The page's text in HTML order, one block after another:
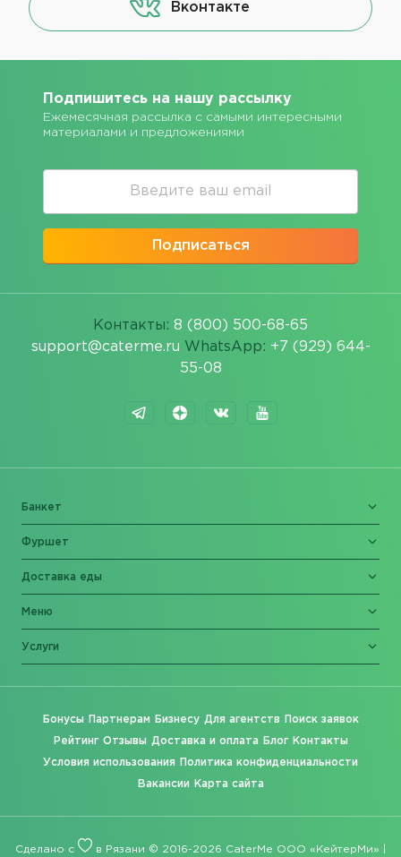
Вконтакте
Подпишитесь на нашу рассылку
Ежемесячная рассылка с самыми интересными
материалами и предложениями
Подписаться
Контакты: 8 (800) 500-68-65
support@caterme.ru WhatsApp: +7 (929) 644-
55-08
Банкет
Фуршет
Доставка еды
Меню
Услуги
Бонусы Партнерам Бизнесу Для агентств Поиск заявок
Рейтинг Отзывы Доставка и оплата Блог Контакты
Условия использования Политика конфиденциальности
Вакансии Карта сайта
Сделано с в Рязани © 2016-2026 CaterMe ООО «КейтерМи» |